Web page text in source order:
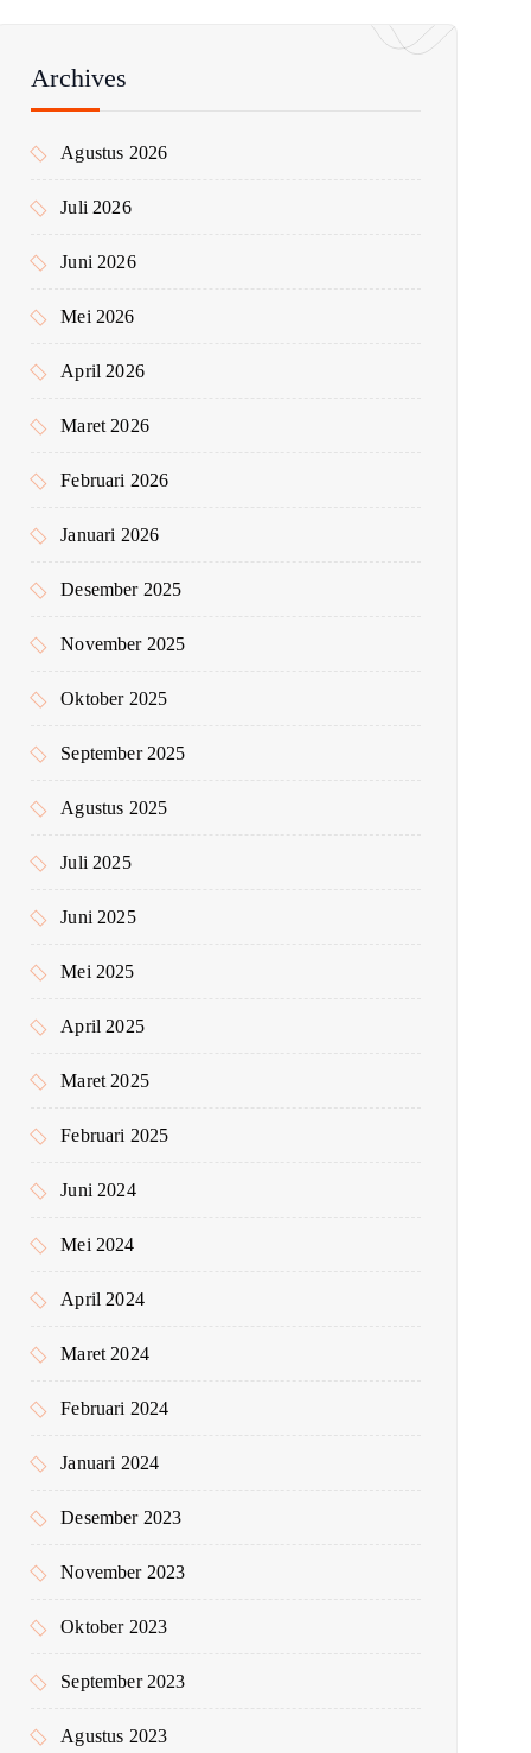
:
Archives
Agustus 2026
Juli 2026
Juni 2026
Mei 2026
April 2026
Maret 2026
Februari 2026
Januari 2026
Desember 2025
November 2025
Oktober 2025
September 2025
Agustus 2025
Juli 2025
Juni 2025
Mei 2025
April 2025
Maret 2025
Februari 2025
Juni 2024
Mei 2024
April 2024
Maret 2024
Februari 2024
Januari 2024
Desember 2023
November 2023
Oktober 2023
September 2023
Agustus 2023